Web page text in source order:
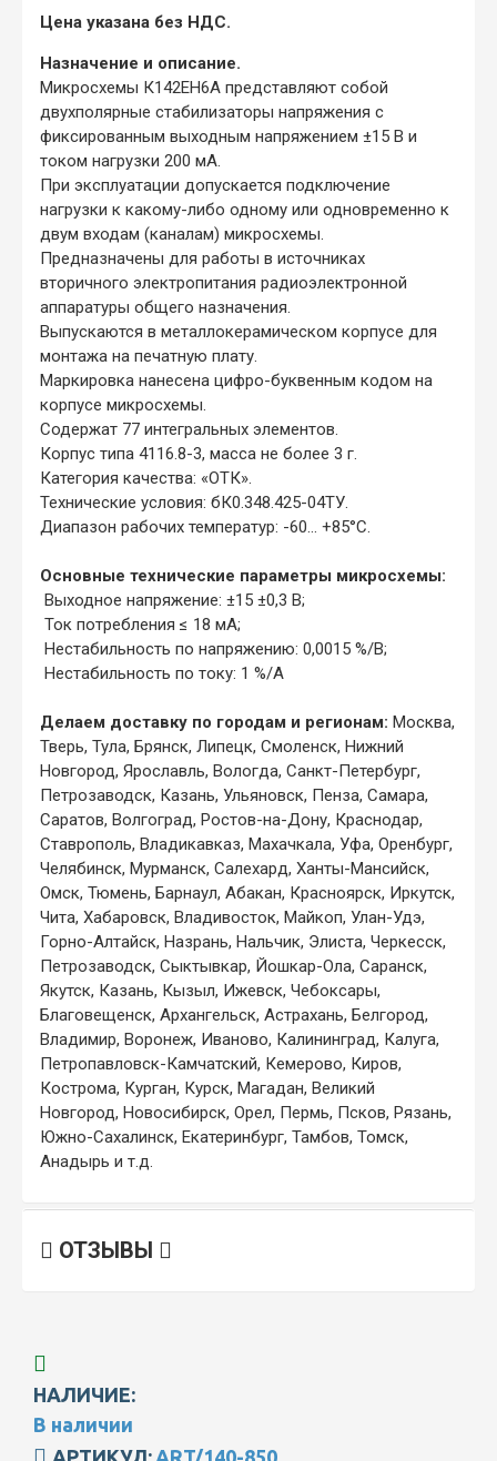
Цена указана без НДС.
Назначение и описание.
Микросхемы К142ЕН6А представляют собой
двухполярные стабилизаторы напряжения с
фиксированным выходным напряжением ±15 В и
током нагрузки 200 мА.
При эксплуатации допускается подключение
нагрузки к какому-либо одному или одновременно к
двум входам (каналам) микросхемы.
Предназначены для работы в источниках
вторичного электропитания радиоэлектронной
аппаратуры общего назначения.
Выпускаются в металлокерамическом корпусе для
монтажа на печатную плату.
Маркировка нанесена цифро-буквенным кодом на
корпусе микросхемы.
Содержат 77 интегральных элементов.
Корпус типа 4116.8-3, масса не более 3 г.
Категория качества: «ОТК».
Технические условия: бК0.348.425-04ТУ.
Диапазон рабочих температур: -60... +85°С.
Основные технические параметры микросхемы:
Выходное напряжение: ±15 ±0,3 В;
Ток потребления ≤ 18 мА;
Нестабильность по напряжению: 0,0015 %/В;
Нестабильность по току: 1 %/А
Делаем доставку по городам и регионам: Москва,
Тверь, Тула, Брянск, Липецк, Смоленск, Нижний
Новгород, Ярославль, Вологда, Санкт-Петербург,
Петрозаводск, Казань, Ульяновск, Пенза, Самара,
Саратов, Волгоград, Ростов-на-Дону, Краснодар,
Ставрополь, Владикавказ, Махачкала, Уфа, Оренбург,
Челябинск, Мурманск, Салехард, Ханты-Мансийск,
Омск, Тюмень, Барнаул, Абакан, Красноярск, Иркутск,
Чита, Хабаровск, Владивосток, Майкоп, Улан-Удэ,
Горно-Алтайск, Назрань, Нальчик, Элиста, Черкесск,
Петрозаводск, Сыктывкар, Йошкар-Ола, Саранск,
Якутск, Казань, Кызыл, Ижевск, Чебоксары,
Благовещенск, Архангельск, Астрахань, Белгород,
Владимир, Воронеж, Иваново, Калининград, Калуга,
Петропавловск-Камчатский, Кемерово, Киров,
Кострома, Курган, Курск, Магадан, Великий
Новгород, Новосибирск, Орел, Пермь, Псков, Рязань,
Южно-Сахалинск, Екатеринбург, Тамбов, Томск,
Анадырь и т.д.
ОТЗЫВЫ
НАЛИЧИЕ:
В наличии
АРТИКУЛ: ART/140-850